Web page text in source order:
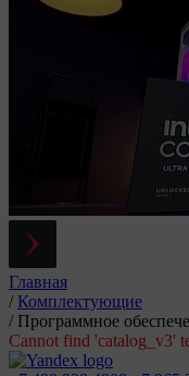
Главная
/ Комплектующие
/ Программное
Cannot find 'catalog_v3'